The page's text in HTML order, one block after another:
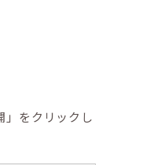
」をクリックし